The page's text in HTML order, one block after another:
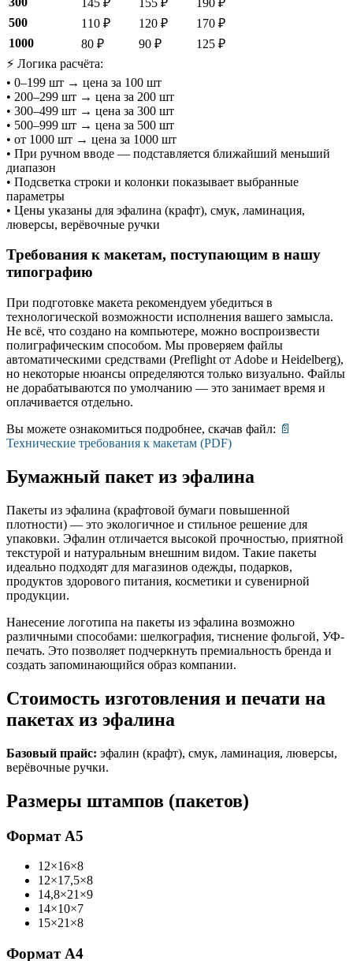
500
110 ₽ 120 ₽
170 ₽
1000
80 ₽ 90 ₽
125 ₽
⚡ Логика расчёта:
• 0–199 шт → цена за 100 шт
• 200–299 шт → цена за 200 шт
• 300–499 шт → цена за 300 шт
• 500–999 шт → цена за 500 шт
• от 1000 шт → цена за 1000 шт
• При ручном вводе — подставляется ближайший меньший
диапазон
• Подсветка строки и колонки показывает выбранные
параметры
• Цены указаны для эфалина (крафт), смук, ламинация,
люверсы, верёвочные ручки
Требования к макетам, поступающим в нашу
типографию
При подготовке макета рекомендуем убедиться в
технологической возможности исполнения вашего замысла.
Не всё, что создано на компьютере, можно воспроизвести
полиграфическим способом. Мы проверяем файлы
автоматическими средствами (Preflight от Adobe и Heidelberg),
но некоторые нюансы определяются только визуально. Файлы
не дорабатываются по умолчанию — это занимает время и
оплачивается отдельно.
Вы можете ознакомиться подробнее, скачав файл: 📄
Технические требования к макетам (PDF)
Бумажный пакет из эфалина
Пакеты из эфалина (крафтовой бумаги повышенной
плотности) — это экологичное и стильное решение для
упаковки. Эфалин отличается высокой прочностью, приятной
текстурой и натуральным внешним видом. Такие пакеты
идеально подходят для магазинов одежды, подарков,
продуктов здорового питания, косметики и сувенирной
продукции.
Нанесение логотипа на пакеты из эфалина возможно
различными способами: шелкография, тиснение фольгой, УФ-
печать. Это позволяет подчеркнуть премиальность бренда и
создать запоминающийся образ компании.
Стоимость изготовления и печати на
пакетах из эфалина
Базовый прайс: эфалин (крафт), смук, ламинация, люверсы,
верёвочные ручки.
Размеры штампов (пакетов)
Формат А5
12×16×8
12×17,5×8
14,8×21×9
14×10×7
15×21×8
Формат А4